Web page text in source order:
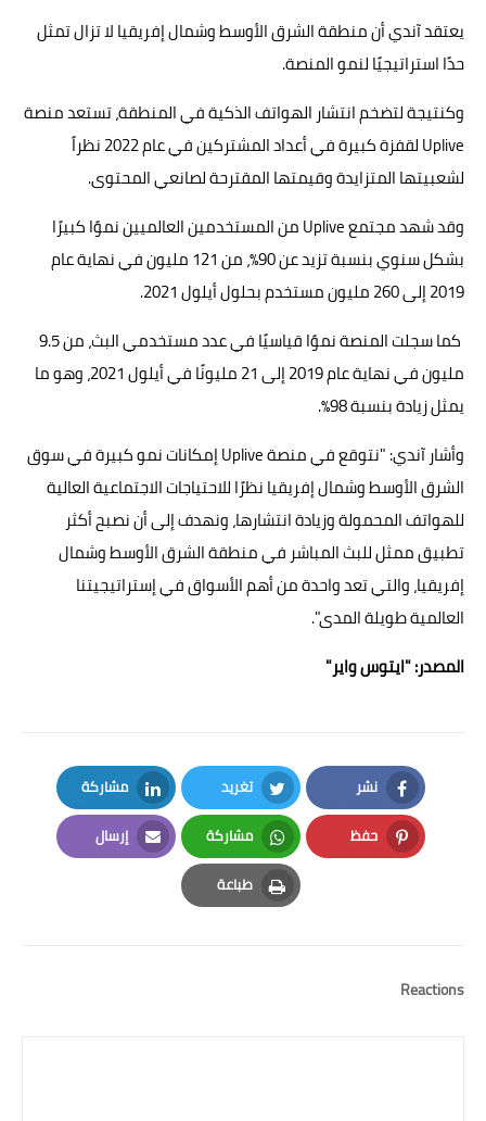
يعتقد آندي أن منطقة الشرق الأوسط وشمال إفريقيا لا تزال تمثل
حدًا استراتيجيًا لنمو المنصة.
وكنتيجة لتضخم انتشار الهواتف الذكية في المنطقة، تستعد منصة
Uplive لقفزة كبيرة في أعداد المشتركين في عام 2022 نظراً
لشعبيتها المتزايدة وقيمتها المقترحة لصانعي المحتوى.
وقد شهد مجتمع Uplive من المستخدمين العالميين نموًا كبيرًا
بشكل سنوي بنسبة تزيد عن 90٪، من 121 مليون في نهاية عام
2019 إلى 260 مليون مستخدم بحلول أيلول 2021.
كما سجلت المنصة نموًا قياسيًا في عدد مستخدمي البث، من 9.5
مليون في نهاية عام 2019 إلى 21 مليونًا في أيلول 2021، وهو ما
يمثل زيادة بنسبة 98٪.
وأشار آندي: "نتوقع في منصة Uplive إمكانات نمو كبيرة في سوق
الشرق الأوسط وشمال إفريقيا نظرًا للاحتياجات الاجتماعية العالية
للهواتف المحمولة وزيادة انتشارها، ونهدف إلى أن نصبح أكثر
تطبيق ممثل للبث المباشر في منطقة الشرق الأوسط وشمال
إفريقيا، والتي تعد واحدة من أهم الأسواق في إستراتيجيتنا
العالمية طويلة المدى".
المصدر:"ايتوس واير"
نشر
Facebook
تغريد
Twitter
مشاركة
LinkedIn
حفظ
Pinterest
مشاركة
Whatsapp
إرسال
Email
طباعة
Print
Reactions